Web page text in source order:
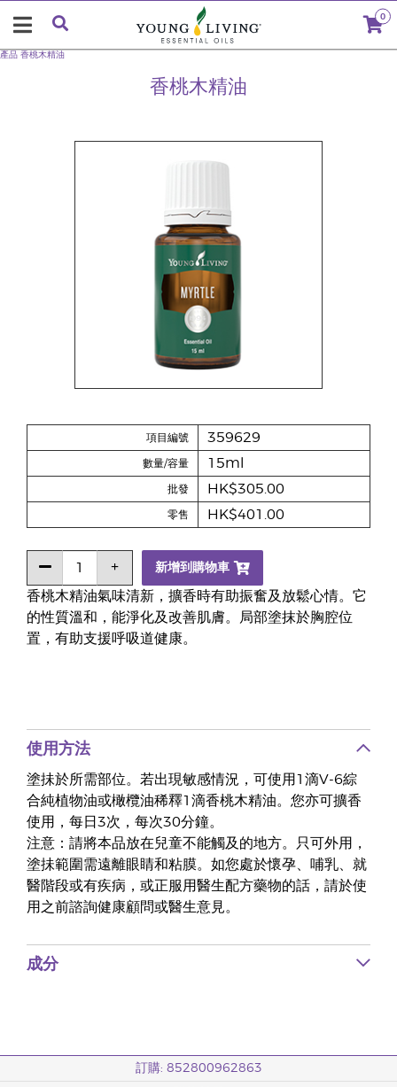
0
香桃木精油
產品 香桃木精油
香桃木精油氣味清新，擴香時有助振奮及放鬆心情。它
的性質溫和，能淨化及改善肌膚。局部塗抹於胸腔位
置，有助支援呼吸道健康。
項目編號 359629
數量/容量 15ml
批發 HK$305.00
零售 HK$401.00
新增到購物車
使用方法
塗抺於所需部位。若出現敏感情況，可使用1滴V-6綜
合純植物油或橄欖油稀釋1滴香桃木精油。您亦可擴香
使用，每日3次，每次30分鐘。
注意：請將本品放在兒童不能觸及的地方。只可外用，
塗抺範圍需遠離眼睛和粘膜。如您處於懷孕、哺乳、就
醫階段或有疾病，或正服用醫生配方藥物的話，請於使
用之前諮詢健康顧問或醫生意見。
成分
訂購: 852800962863